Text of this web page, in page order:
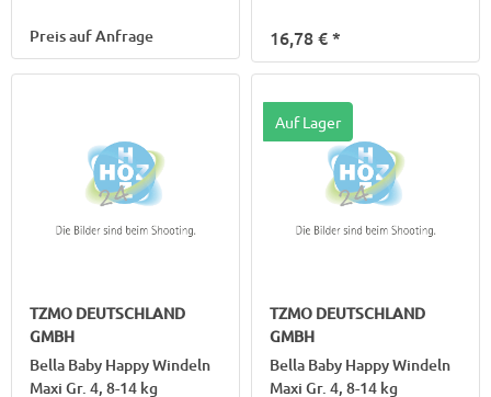
Preis auf Anfrage 16,78 €*
TZMO DEUTSCHLAND
GMBH
Bella Baby Happy Windeln
Maxi Gr. 4, 8-14 kg
Auf Lager
TZMO DEUTSCHLAND
GMBH
Bella Baby Happy Windeln
Maxi Gr. 4, 8-14 kg